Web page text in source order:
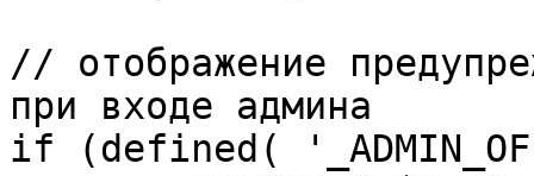
// отображение
при входе админа
if (defined(